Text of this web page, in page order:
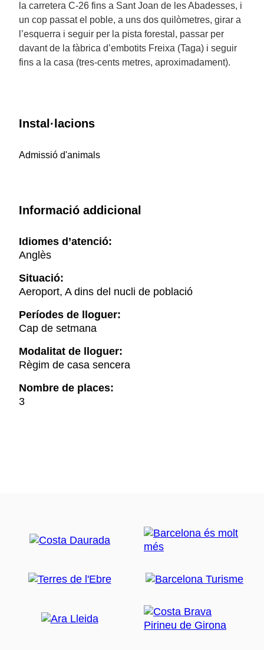
la carretera C-26 fins a Sant Joan de les Abadesses, i
un cop passat el poble, a uns dos quilòmetres, girar a
l’esquerra i seguir per la pista forestal, passar per
davant de la fàbrica d’embotits Freixa (Taga) i seguir
fins a la casa (tres-cents metres, aproximadament).
Instal·lacions
Admissió d'animals
Informació addicional
Idiomes d’atenció:
Anglès
Situació:
Aeroport, A dins del nucli de població
Períodes de lloguer:
Cap de setmana
Modalitat de lloguer:
Règim de casa sencera
Nombre de places:
3